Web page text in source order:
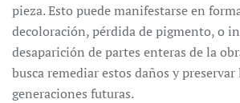
pieza. Esto puede manifestarse en
decoloración, pérdida de pigmento, o
desaparición de partes enteras de la
busca remediar estos daños y preservar
generaciones futuras.